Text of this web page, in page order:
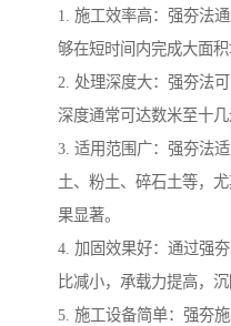
1. 施工效率高：强夯法
够在短时间内完成大面积
2. 处理深度大：强夯法
深度通常可达数米至十
3. 适用范围广：强夯法
土、粉土、碎石土等，
果显著。
4. 加固效果好：通过强
比减小，承载力提高，
5. 施工设备简单：强夯